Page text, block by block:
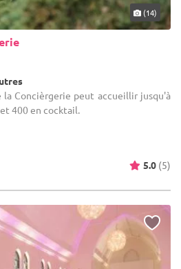
(14)
la Concièrgerie peut accueillir jusqu'à
400 en cocktail.
5.0 (5)